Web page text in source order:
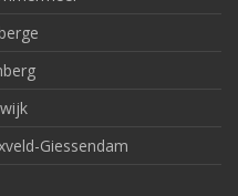
Giessendam